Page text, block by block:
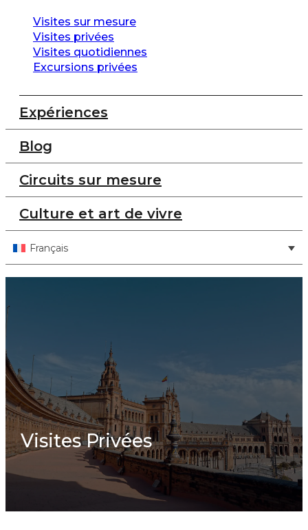
Visites sur mesure
Visites privées
Visites quotidiennes
Excursions privées
Expériences
Blog
Circuits sur mesure
Culture et art de vivre
Français
Visites Privées